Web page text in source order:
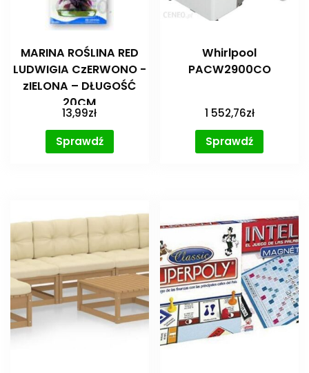
MARINA ROŚLINA RED
LUDWIGIA CzERWONO -
zIELONA – DŁUGOŚĆ
20CM
13,99zł
Sprawdź
Whirlpool
PACW2900CO
1 552,76zł
Sprawdź